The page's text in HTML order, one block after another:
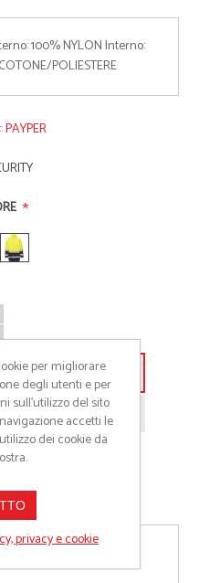
100% NYLON Interno:
POLIESTERE
PAYPER
*
per migliorare
degli utenti e per
sull’utilizzo del sito
accetti le
dei cookie da
privacy e cookie